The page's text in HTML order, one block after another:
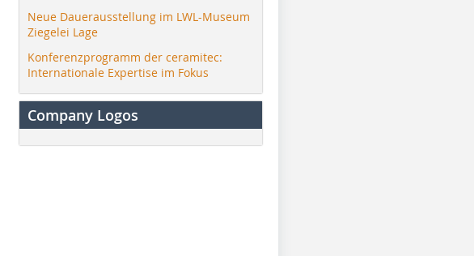
Neue Dauerausstellung im LWL-Museum
Ziegelei Lage
Konferenzprogramm der ceramitec:
Internationale Expertise im Fokus
Company Logos